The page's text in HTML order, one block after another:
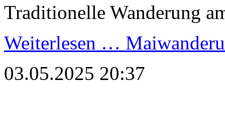
Traditionelle Wanderung
Weiterlesen …
03.05.2025 20:37